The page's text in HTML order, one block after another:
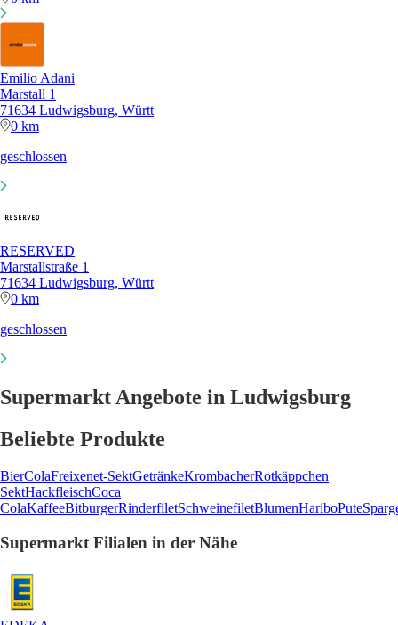
Emilio Adani
Marstall 1
71634 Ludwigsburg, Württ
0 km
geschlossen
RESERVED
Marstallstraße 1
71634 Ludwigsburg, Württ
0 km
geschlossen
Supermarkt Angebote in Ludwigsburg
Beliebte Produkte
BierColaFreixenet-SektGetränkeKrombacherRotkäppchen
SektHackfleischCoca
ColaKaffeeBitburgerRinderfiletSchweinefiletBlumenHariboPute
Supermarkt Filialen in der Nähe